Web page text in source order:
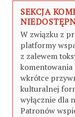
SEKCJA
W związku z
platformy
z zalewem
komentowania
wkrótce
kulturalnej
wyłącznie dla
Patronów